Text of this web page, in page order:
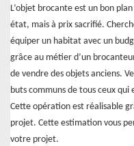
L’objet brocante est un bon
état, mais à prix sacrifié.
équiper un habitat avec un
grâce au métier d’un
de vendre des objets anciens.
buts communs de tous ceux qui
Cette opération est réalisable
projet. Cette estimation vous
votre projet.